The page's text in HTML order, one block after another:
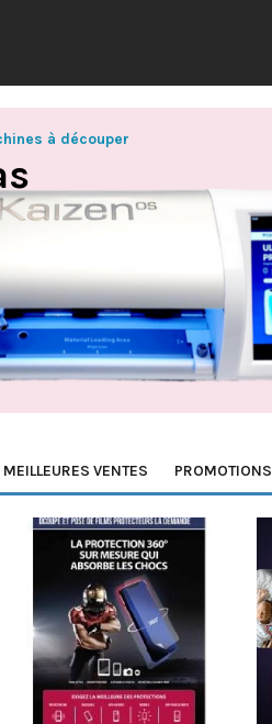
à découper
MEILLEURES VENTES PROMOTIONS